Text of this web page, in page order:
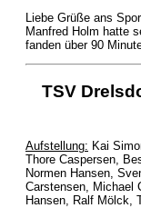
Liebe Grüße ans
Manfred Holm hatte
fanden über 90
TSV
Aufstellung: Kai
Thore Caspersen,
Normen Hansen,
Carstensen, Michael
Hansen, Ralf Mölck,